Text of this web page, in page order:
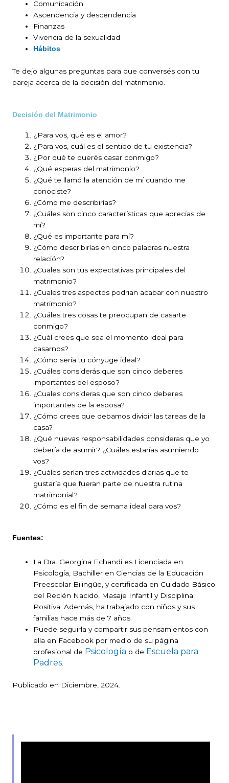
Comunicación
Ascendencia y descendencia
Finanzas
Vivencia de la sexualidad
Hábitos
Te dejo algunas preguntas para que conversés con tu
pareja acerca de la decisión del matrimonio.
Decisión del Matrimonio
¿Para vos, qué es el amor?
¿Para vos, cuál es el sentido de tu existencia?
¿Por qué te querés casar conmigo?
¿Qué esperas del matrimonio?
¿Qué te llamó la atención de mí cuando me
conociste?
¿Cómo me describirías?
¿Cuáles son cinco características que aprecias de
mí?
¿Qué es importante para mí?
¿Cómo describirías en cinco palabras nuestra
relación?
¿Cuales son tus expectativas principales del
matrimonio?
¿Cuales tres aspectos podrian acabar con nuestro
matrimonio?
¿Cuáles tres cosas te preocupan de casarte
conmigo?
¿Cuál crees que sea el momento ideal para
casarnos?
¿Cómo sería tu cónyuge ideal?
¿Cuáles considerás que son cinco deberes
importantes del esposo?
¿Cuales consideras que son cinco deberes
importantes de la esposa?
¿Cómo crees que debamos dividir las tareas de la
casa?
¿Qué nuevas responsabilidades consideras que yo
debería de asumir? ¿Cuáles estarías asumiendo
vos?
¿Cuáles serían tres actividades diarias que te
gustaría que fueran parte de nuestra rutina
matrimonial?
¿Cómo es el fin de semana ideal para vos?
Fuentes:
La Dra. Georgina Echandi es Licenciada en
Psicología, Bachiller en Ciencias de la Educación
Preescolar Bilingüe, y certificada en Cuidado Básico
del Recién Nacido, Masaje Infantil y Disciplina
Positiva. Además, ha trabajado con niños y sus
familias hace más de 7 años.
Puede seguirla y compartir sus pensamientos con
ella en Facebook por medio de su página
profesional de Psicología o de Escuela para
Padres
Publicado en Diciembre, 2024.